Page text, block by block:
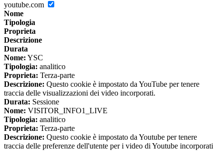
youtube.com
Nome
Tipologia
Proprieta
Descrizione
Durata
Nome: YSC
Tipologia: analitico
Proprieta: Terza-parte
Descrizione: Questo cookie è impostato da YouTube per tenere
traccia delle visualizzazioni dei video incorporati.
Durata: Sessione
Nome: VISITOR_INFO1_LIVE
Tipologia: analitico
Proprieta: Terza-parte
Descrizione: Questo cookie è impostato da Youtube per tenere
traccia delle preferenze dell'utente per i video di Youtube incorporati